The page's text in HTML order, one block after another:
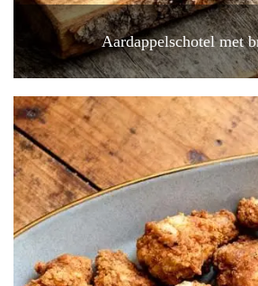
Aardappelschotel met